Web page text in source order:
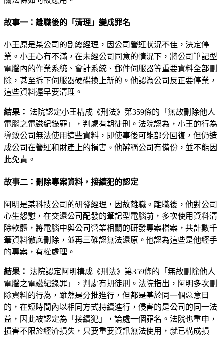
故事一：離職後的「清理」變成罪名
小王原是某公司的副總經理，因公司營運狀況不佳，決定停
業。小王心有不滿，在未經公司同意的情況下，將公司筆記型
電腦內的作業系統、會計系統、郵件伺服器等重要資料全部刪
除，甚至拆下伺服器硬碟換上新的。他認為公司反正要停業，
這些資料遲早要清理。
結果： 法院認定小王構成《刑法》第359條的「無故刪除他人
電腦之電磁紀錄罪」，判處有期徒刑。法院認為，小王的行為
導致公司無法使用這些資料，即使事後可能部分回復，但仍造
成公司在營運和財產上的損害。他辯稱公司有備份，並不能因
此免責。
故事二：刪除專案資料，接續犯的認定
阿明是某科技公司的研發經理，因故離職。離職後，他對公司
心生怨懟，在交還公司配發的筆記型電腦前，多次使用資料清
除軟體，將電腦中與公司營業相關的研發專案檔案，共計數千
筆資料徹底刪除，並再三確認無法還原。他認為這些是他經手
的專案，有權處理。
結果： 法院認定阿明構成《刑法》第359條的「無故刪除他人
電腦之電磁紀錄罪」，判處有期徒刑。法院指出，阿明多次刪
除資料的行為，雖然是分批進行，但都是基於同一個惡意目
的，在短時間內以相同方式持續進行，侵害的是公司的同一法
益，因此被認定為「接續犯」，論處一個罪名。法院也重申，
損害不限於經濟損失，只要重要資訊無法使用，就已構成損